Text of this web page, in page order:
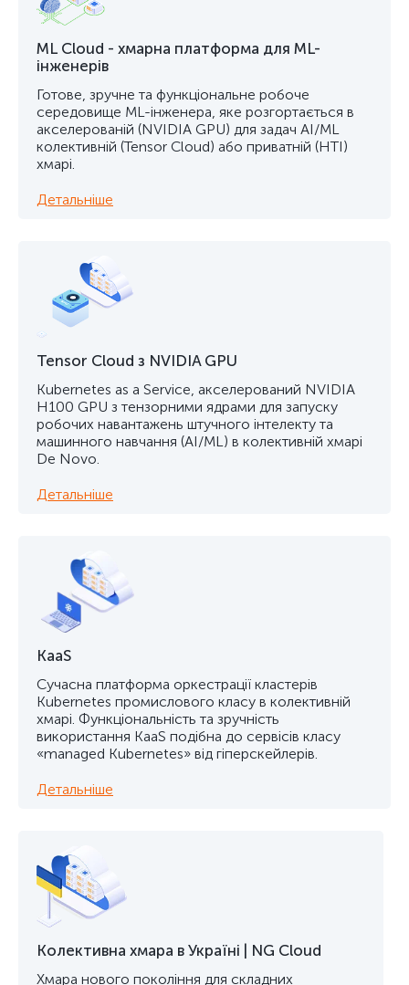
ML Cloud - хмарна платформа для ML-
інженерів
Готове, зручне та функціональне робоче
середовище ML-інженера, яке розгортається в
акселерованій (NVIDIA GPU) для задач AI/ML
колективній (Tensor Cloud) або приватній (HTI)
хмарі.
Детальніше
Tensor Cloud з NVIDIA GPU
Kubernetes as a Service, акселерований NVIDIA
H100 GPU з тензорними ядрами для запуску
робочих навантажень штучного інтелекту та
машинного навчання (AI/ML) в колективній хмарі
De Novo.
Детальніше
KaaS
Сучасна платформа оркестрації кластерів
Kubernetes промислового класу в колективній
хмарі. Функціональність та зручність
використання KaaS подібна до сервісів класу
«managed Kubernetes» від гіперскейлерів.
Детальніше
Колективна хмара в Україні | NG Cloud
Хмара нового покоління для складних